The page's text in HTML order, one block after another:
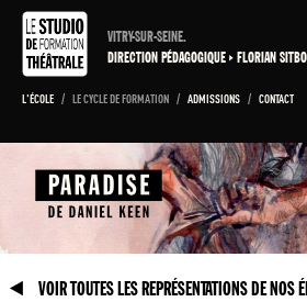
VITRY-SUR-SEINE.
DIRECTION PÉDAGOGIQUE FLORIAN
L'ÉCOLE / LE CYCLE DE FORMATION / ADMISSIONS / CONTACT
VOIR TOUTES LES REPRÉSENTATIONS DE NOS